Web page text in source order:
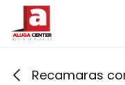
Ir al contenido
Recamaras